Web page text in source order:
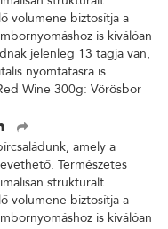
volumene biztosítja a
is kiválóan
jelenleg 13 tagja van,
nyomtatásra is
Wine 300g: Vörösbor
amely a
Természetes
strukturált
volumene biztosítja a
is kiválóan